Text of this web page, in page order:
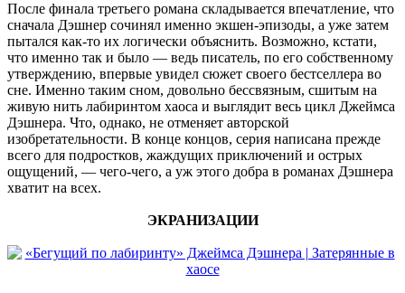
После финала третьего романа складывается впечатление, что
сначала Дэшнер сочинял именно экшен-эпизоды, а уже затем
пытался как-то их логически объяснить. Возможно, кстати,
что именно так и было — ведь писатель, по его собственному
утверждению, впервые увидел сюжет своего бестселлера во
сне. Именно таким сном, довольно бессвязным, сшитым на
живую нить лабиринтом хаоса и выглядит весь цикл Джеймса
Дэшнера. Что, однако, не отменяет авторской
изобретательности. В конце концов, серия написана прежде
всего для подростков, жаждущих приключений и острых
ощущений, — чего-чего, а уж этого добра в романах Дэшнера
хватит на всех.
ЭКРАНИЗАЦИИ